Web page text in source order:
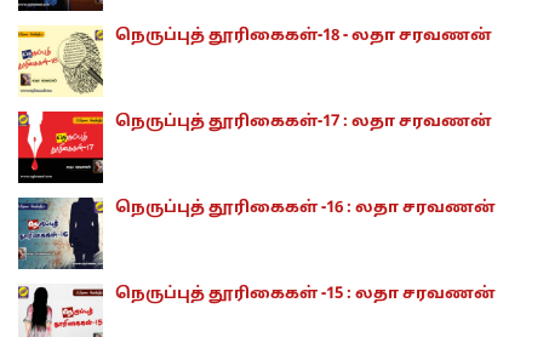
நெருப்புத் தூரிகைகள்-18 - லதா சரவணன்
நெருப்புத் தூரிகைகள்-17 : லதா சரவணன்
நெருப்புத் தூரிகைகள் -16 : லதா சரவணன்
நெருப்புத் தூரிகைகள் -15 : லதா சரவணன்